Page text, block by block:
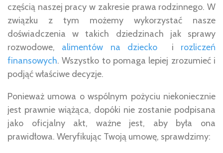
częścią naszej pracy w zakresie prawa rodzinnego. W
związku z tym możemy wykorzystać nasze
doświadczenia w takich dziedzinach jak sprawy
rozwodowe, alimentów na dziecko i rozliczeń
finansowych. Wszystko to pomaga lepiej zrozumieć i
podjąć właściwe decyzje.
Ponieważ umowa o wspólnym pożyciu niekoniecznie
jest prawnie wiążąca, dopóki nie zostanie podpisana
jako oficjalny akt, ważne jest, aby była ona
prawidłowa. Weryfikując Twoją umowę, sprawdzimy: